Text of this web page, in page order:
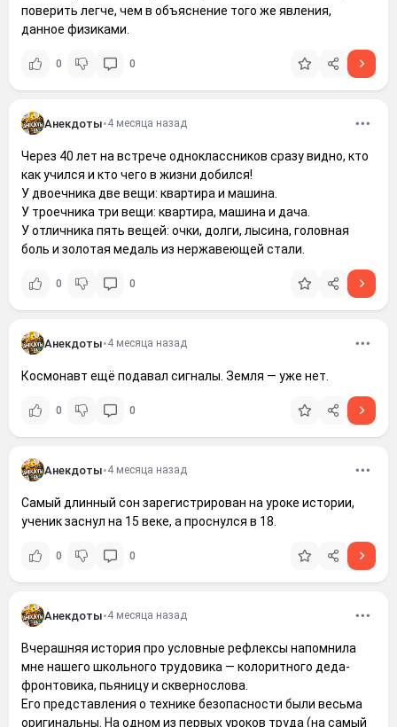
поверить легче, чем в объяснение того же явления,
данное физиками.
0 0
Анекдоты•4 месяца назад
Через 40 лет на встрече одноклассников сразу видно, кто
как учился и кто чего в жизни добился!
У двоечника две вещи: квартира и машина.
У троечника три вещи: квартира, машина и дача.
У отличника пять вещей: очки, долги, лысина, головная
боль и золотая медаль из нержавеющей стали.
0 0
Анекдоты•4 месяца назад
Космонавт ещё подавал сигналы. Земля — уже нет.
0 0
Анекдоты•4 месяца назад
Самый длинный сон зарегистрирован на уроке истории,
ученик заснул на 15 веке, а проснулся в 18.
0 0
Анекдоты•4 месяца назад
Вчерашняя история про условные рефлексы напомнила
мне нашего школьного трудовика — колоритного деда-
фронтовика, пьяницу и сквернослова.
Его представления о технике безопасности были весьма
оригинальны. На одном из первых уроков труда (на самый